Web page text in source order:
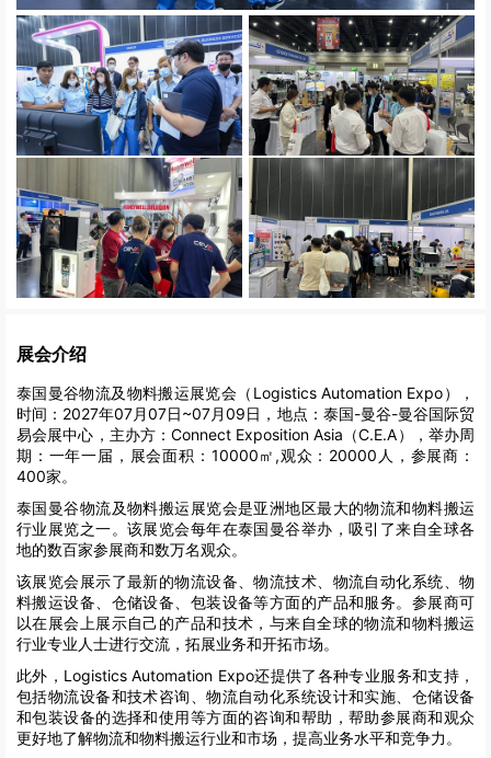
展会介绍
泰国曼谷物流及物料搬运展览会（Logistics Automation Expo），
时间：2027年07月07日~07月09日，地点：泰国-曼谷-曼谷国际贸
易会展中心，主办方：Connect Exposition Asia（C.E.A），举办周
期：一年一届，展会面积：10000㎡,观众：20000人，参展商：
400家。
泰国曼谷物流及物料搬运展览会是亚洲地区最大的物流和物料搬运
行业展览之一。该展览会每年在泰国曼谷举办，吸引了来自全球各
地的数百家参展商和数万名观众。
该展览会展示了最新的物流设备、物流技术、物流自动化系统、物
料搬运设备、仓储设备、包装设备等方面的产品和服务。参展商可
以在展会上展示自己的产品和技术，与来自全球的物流和物料搬运
行业专业人士进行交流，拓展业务和开拓市场。
此外，Logistics Automation Expo还提供了各种专业服务和支持，
包括物流设备和技术咨询、物流自动化系统设计和实施、仓储设备
和包装设备的选择和使用等方面的咨询和帮助，帮助参展商和观众
更好地了解物流和物料搬运行业和市场，提高业务水平和竞争力。